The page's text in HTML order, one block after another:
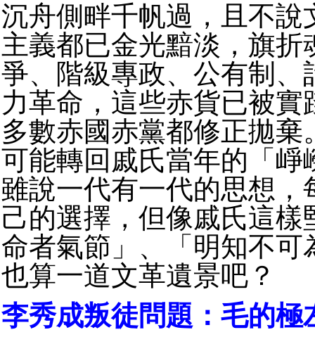
沉舟側畔千帆過，且不說
主義都已金光黯淡，旗折
爭、階級專政、公有制、
力革命，這些赤貨已被實
多數赤國赤黨都修正拋棄
可能轉回戚氏當年的「崢
雖說一代有一代的思想，
己的選擇，但像戚氏這樣
命者氣節」、「明知不可
也算一道文革遺景吧？
李秀成叛徒問題：毛的極